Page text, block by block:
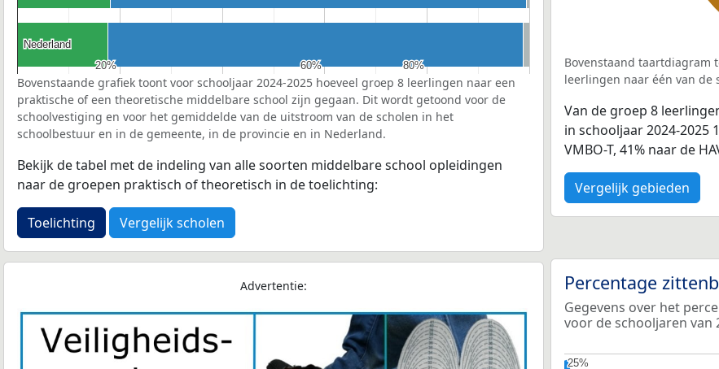
20%
20% 60%
60% 80%
80%
Nederland
Nederland
Bovenstaande grafiek toont voor schooljaar 2024-2025 hoeveel groep 8 leerlingen naar een
praktische of een theoretische middelbare school zijn gegaan. Dit wordt getoond voor de
schoolvestiging en voor het gemiddelde van de uitstroom van de scholen in het
schoolbestuur en in de gemeente, in de provincie en in Nederland.
Bekijk de tabel met de indeling van alle soorten middelbare school opleidingen
naar de groepen praktisch of theoretisch in de toelichting:
Toelichting Vergelijk scholen
Bovenstaand taartdiagram
leerlingen naar één van de
Van de groep 8
in schooljaar 2024-2025
VMBO-T, 41% naar de
Vergelijk gebieden
Advertentie: Percentage
Gegevens over het
voor de schooljaren van
25%
25%